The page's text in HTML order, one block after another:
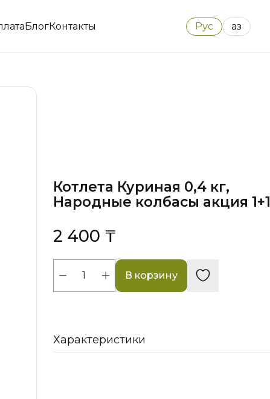
БлогКонтакты Рус Қаз
Котлета Куриная 0,4 кг,
Народные колбасы акция 1+1
2 400 ₸
В корзину
Характеристики